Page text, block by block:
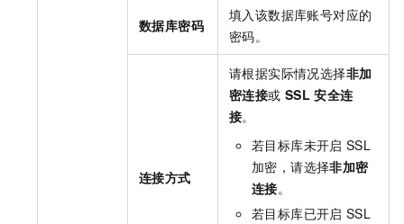
数据库密码
填入该数据库账号对应的
密码。
连接方式
请根据实际情况选择非加
密连接或 SSL 安全连
接。
若目标库未开启 SSL
加密，请选择非加密
连接。
若目标库已开启 SSL